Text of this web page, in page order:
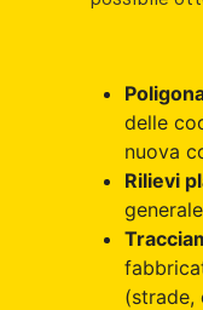
delle
nuova
Rilievi
generale
(strade,